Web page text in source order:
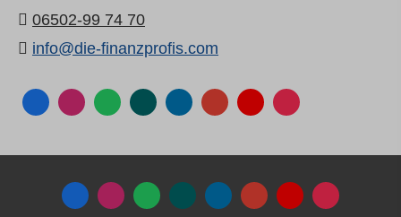
06502-99 74 70
info@die-finanzprofis.com